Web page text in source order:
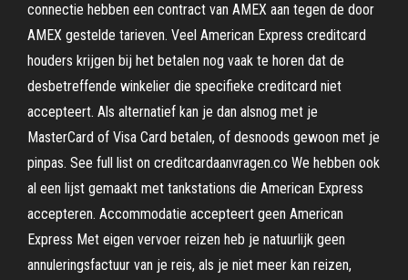
connectie hebben een contract van AMEX aan tegen de door
AMEX gestelde tarieven. Veel American Express creditcard
houders krijgen bij het betalen nog vaak te horen dat de
desbetreffende winkelier die specifieke creditcard niet
accepteert. Als alternatief kan je dan alsnog met je
MasterCard of Visa Card betalen, of desnoods gewoon met je
pinpas. See full list on creditcardaanvragen.co We hebben ook
al een lijst gemaakt met tankstations die American Express
accepteren. Accommodatie accepteert geen American
Express Met eigen vervoer reizen heb je natuurlijk geen
annuleringsfactuur van je reis, als je niet meer kan reizen,